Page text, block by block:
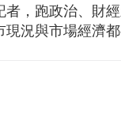
，跑政治、財
況與市場經濟